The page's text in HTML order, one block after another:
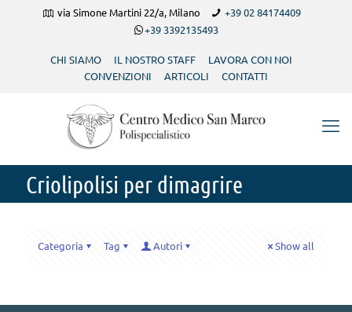
via Simone Martini 22/a, Milano
+39 02 84174409
+39 3392135493
CHI SIAMO IL NOSTRO STAFF
LAVORA CON NOI
CONVENZIONI
ARTICOLI CONTATTI
Criolipolisi per dimagrire
Categoria Tag Autori Show all